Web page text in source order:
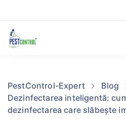
PestControl-Expert Blog
Dezinfectarea inteligentă:
dezinfectarea care slăbește